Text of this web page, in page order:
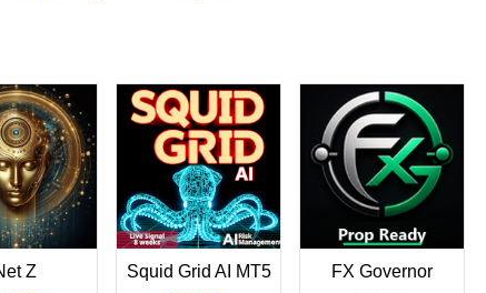
Z Squid Grid AI MT5 FX Governor